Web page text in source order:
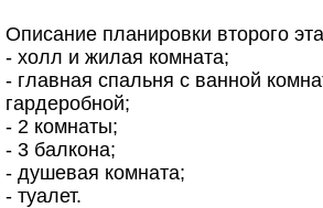
Описание планировки второго
- холл и жилая комната;
- главная спальня с ванной
гардеробной;
- 2 комнаты;
- 3 балкона;
- душевая комната;
- туалет.